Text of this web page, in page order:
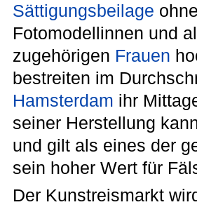
Sättigungsbeilage
Fotomodellinnen und
zugehörigen Frauen
bestreiten im
Hamsterdam ihr
seiner Herstellung
und gilt als eines der
sein hoher Wert für
Der Kunstreismarkt